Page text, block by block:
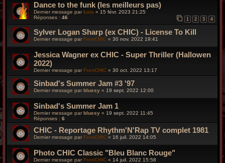
Dance to the funk (les meilleurs pas)
Dernier message parkata « 15 févr. 2023 21:25
Réponses : 46 1 2 3 4
Sylver Logan Sharp (ex CHIC) - License To Kill
Dernier message par FrenCHIC « 30 nov. 2022 19:41
Jessica Wagner ex CHIC - Super Thriller (Hallowen
2022)
Dernier message par FrenCHIC « 30 oct. 2022 13:17
Sinbad's Summer Jam #3 '97
Dernier message par bluesy « 19 sept. 2022 12:00
Sinbad's Summer Jam 1
Dernier message parbluesy « 19 sept. 2022 11:45
Réponses : 6
CHIC - Reportage Rhythm'N'Rap TV complet 1981
Dernier message par FrenCHIC « 16 juil. 2022 14:05
Photo CHIC Classic "Bleu Blanc Rouge"
Dernier message parFrenCHIC « 14 juil. 2022 15:58